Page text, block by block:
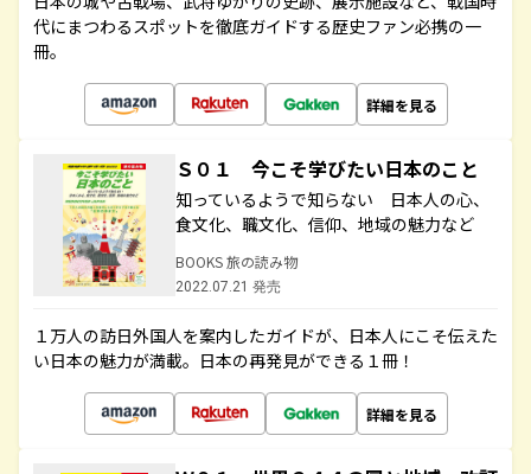
代にまつわるスポットを徹底ガイドする歴史ファン必携の一
冊。
詳細を見る
Ｓ０１ 今こそ学びたい日本のこと
知っているようで知らない 日本人の心、
食文化、職文化、信仰、地域の魅力など
BOOKS 旅の読み物
2022.07.21 発売
１万人の訪日外国人を案内したガイドが、日本人にこそ伝えた
い日本の魅力が満載。日本の再発見ができる１冊！
詳細を見る